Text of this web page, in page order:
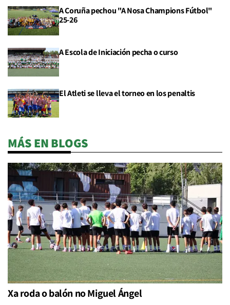
A Coruña pechou "A Nosa Champions Fútbol"
25-26
A Escola de Iniciación pecha o curso
El Atleti se lleva el torneo en los penaltis
MÁS EN BLOGS
Xa roda o balón no Miguel Ángel